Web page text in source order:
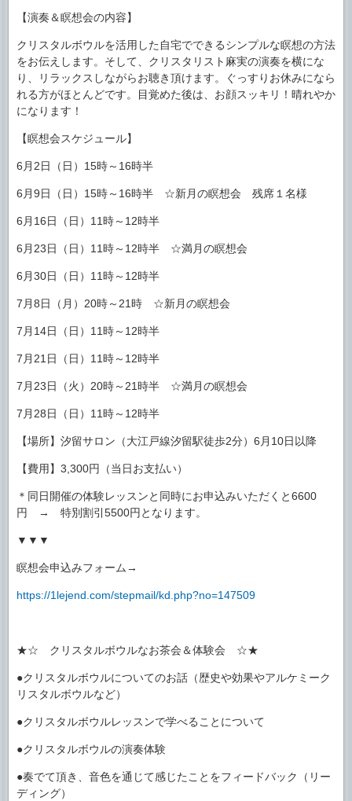
【演奏＆瞑想会の内容】
クリスタルボウルを活用した自宅でできるシンプルな瞑想の方法
をお伝えします。そして、クリスタリスト麻実の演奏を横にな
り、リラックスしながらお聴き頂けます。ぐっすりお休みになら
れる方がほとんどです。目覚めた後は、お顔スッキリ！晴れやか
になります！
【瞑想会スケジュール】
6月2日（日）15時～16時半
6月9日（日）15時～16時半 ☆新月の瞑想会 残席１名様
6月16日（日）11時～12時半
6月23日（日）11時～12時半 ☆満月の瞑想会
6月30日（日）11時～12時半
7月8日（月）20時～21時 ☆新月の瞑想会
7月14日（日）11時～12時半
7月21日（日）11時～12時半
7月23日（火）20時～21時半 ☆満月の瞑想会
7月28日（日）11時～12時半
【場所】汐留サロン（大江戸線汐留駅徒歩2分）6月10日以降
【費用】3,300円（当日お支払い）
＊同日開催の体験レッスンと同時にお申込みいただくと6600
円 → 特別割引5500円となります。
▼▼▼
瞑想会申込みフォーム→
https://1lejend.com/stepmail/kd.php?no=147509
★☆ クリスタルボウルなお茶会＆体験会 ☆★
●クリスタルボウルについてのお話（歴史や効果やアルケミーク
リスタルボウルなど）
●クリスタルボウルレッスンで学べることについて
●クリスタルボウルの演奏体験
●奏でて頂き、音色を通じて感じたことをフィードバック（リー
ディング）